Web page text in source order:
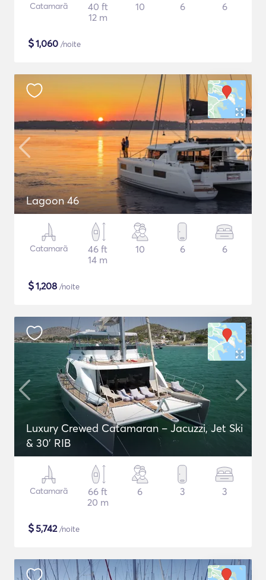
Catamarã
40 ft
12 m
10 6 6
$1,060 /noite
Lagoon 46
Catamarã
46 ft
14 m
10 6 6
$1,208 /noite
Luxury Crewed Catamaran – Jacuzzi, Jet Ski
& 30’ RIB
Catamarã
66 ft
20 m
6 3 3
$5,742/noite